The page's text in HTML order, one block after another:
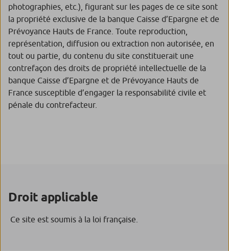
photographies, etc.), figurant sur les pages de ce site sont
la propriété exclusive de la banque Caisse d’Epargne et de
Prévoyance Hauts de France. Toute reproduction,
représentation, diffusion ou extraction non autorisée, en
tout ou partie, du contenu du site constituerait une
contrefaçon des droits de propriété intellectuelle de la
banque Caisse d’Epargne et de Prévoyance Hauts de
France susceptible d’engager la responsabilité civile et
pénale du contrefacteur.
Droit applicable
Ce site est soumis à la loi française.